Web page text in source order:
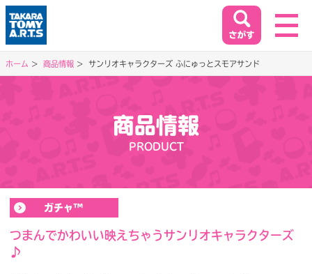
イベント&キャンペーン
EVENT&CAMPAIGN
閉じる
ホーム 商品情報 サンリオキャラクターズ ふにゅっとスモアサンド
商品情報
PRODUCT
ガチャ™
つまんでかわいい映えちゃうサンリオキャラクターズ
♪